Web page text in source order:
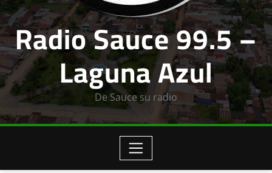
Radio Sauce 99.5 –
Laguna Azul
De Sauce su radio